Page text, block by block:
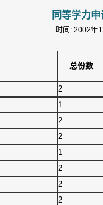
同等学力
时间: 2002
总份数
2
1
2
2
1
2
2
2